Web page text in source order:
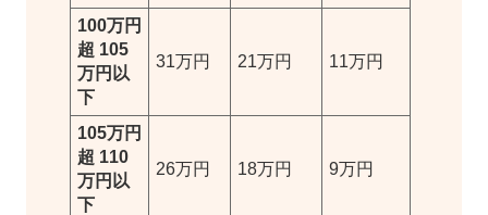
100万円
超 105
万円以
下
31万円 21万円 11万円
105万円
超 110
万円以
下
26万円 18万円 9万円